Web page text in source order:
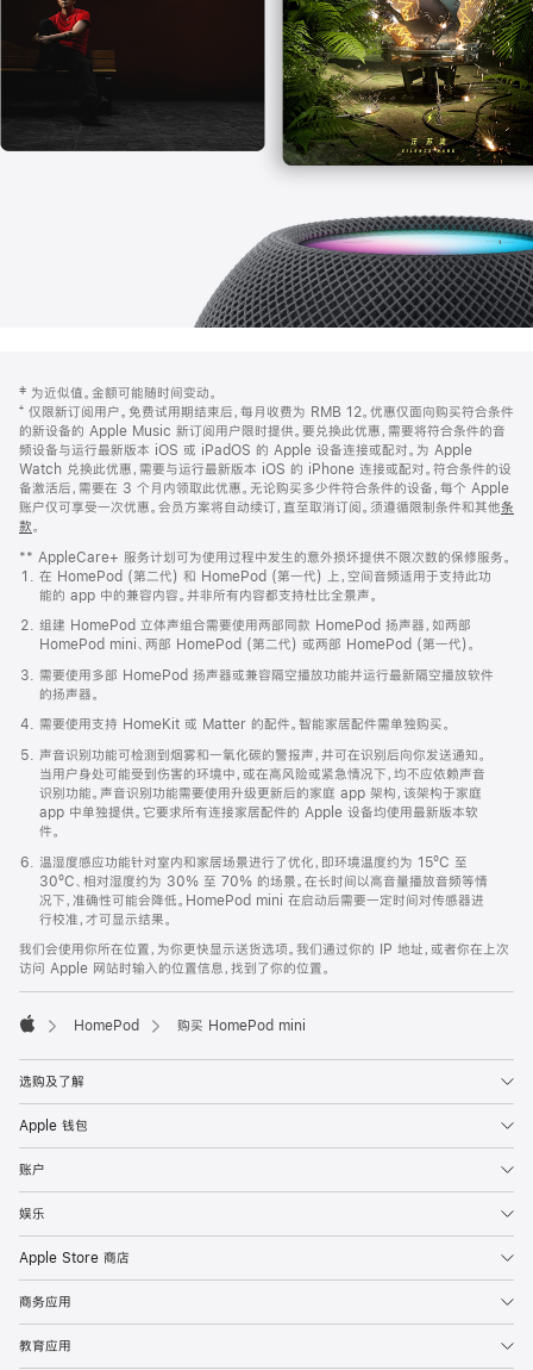
页
页
脚
注
‡ 为近似值。金额可能随时间变动。
⁺ 仅限新订阅用户。免费试用期结束后，每月收费为 RMB 12。优惠仅面向购买符合条件
的新设备的 Apple Music 新订阅用户限时提供。要兑换此优惠，需要将符合条件的音
频设备与运行最新版本 iOS 或 iPadOS 的 Apple 设备连接或配对。为 Apple
Watch 兑换此优惠，需要与运行最新版本 iOS 的 iPhone 连接或配对。符合条件的设
备激活后，需要在 3 个月内领取此优惠。无论购买多少件符合条件的设备，每个 Apple
账户仅可享受一次优惠。会员方案将自动续订，直至取消订阅。须遵循限制条件和其他条
款。
窗
口
中
打
开)
** AppleCare+ 服务计划可为使用过程中发生的意外损坏提供不限次数的保修服务。
在 HomePod (第二代) 和 HomePod (第一代) 上，空间音频适用于支持此功
能的 app 中的兼容内容。并非所有内容都支持杜比全景声。
组建 HomePod 立体声组合需要使用两部同款 HomePod 扬声器，如两部
HomePod mini、两部 HomePod (第二代) 或两部 HomePod (第一代)。
需要使用多部 HomePod 扬声器或兼容隔空播放功能并运行最新隔空播放软件
的扬声器。
需要使用支持 HomeKit 或 Matter 的配件。智能家居配件需单独购买。
声音识别功能可检测到烟雾和一氧化碳的警报声，并可在识别后向你发送通知。
当用户身处可能受到伤害的环境中，或在高风险或紧急情况下，均不应依赖声音
识别功能。声音识别功能需要使用升级更新后的家庭 app 架构，该架构于家庭
app 中单独提供。它要求所有连接家居配件的 Apple 设备均使用最新版本软
件。
温湿度感应功能针对室内和家居场景进行了优化，即环境温度约为 15ºC 至
30ºC、相对湿度约为 30% 至 70% 的场景。在长时间以高音量播放音频等情
况下，准确性可能会降低。HomePod mini 在启动后需要一定时间对传感器进
行校准，才可显示结果。
我们会使用你所在位置，为你更快显示送货选项。我们通过你的 IP 地址，或者你在上次
访问 Apple 网站时输入的位置信息，找到了你的位置。
HomePod 购买 HomePod mini
选购及了解
Apple 钱包
账户
娱乐
Apple Store 商店
商务应用
教育应用